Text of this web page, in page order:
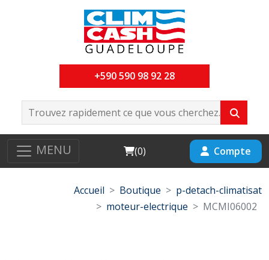
+590 590 98 92 28
MENU Cart
(0) Compte
Accueil Boutique
p-detach-climatisat
moteur-electrique
MCMI06002